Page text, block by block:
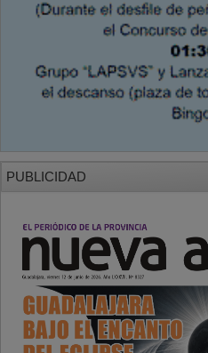
PUBLICIDAD